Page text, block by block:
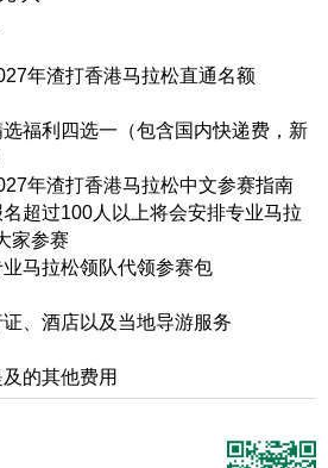
年渣打香港马拉松直通名额
福利四选一（包含国内快递费，新
年渣打香港马拉松中文参赛指南
超过100人以上将会安排专业马拉
家参赛
马拉松领队代领参赛包
、酒店以及当地导游服务
的其他费用